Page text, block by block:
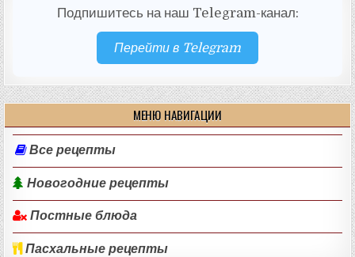
Подпишитесь на наш Telegram-канал:
Перейти в Telegram
МЕНЮ НАВИГАЦИИ
Все рецепты
Новогодние рецепты
Постные блюда
Пасхальные рецепты